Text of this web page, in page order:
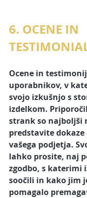
6. OCENE IN
Ocene in
uporabnikov, v
svojo izkušnjo s
izdelkom.
strank so najboljši
predstavite dokaze
vašega podjetja.
lahko prosite, naj
zgodbo, s katerimi
soočili in kako jim
pomagalo